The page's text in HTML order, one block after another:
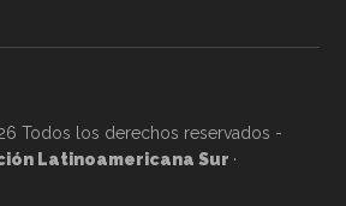
Todos los derechos reservados -
Latinoamericana Sur ·